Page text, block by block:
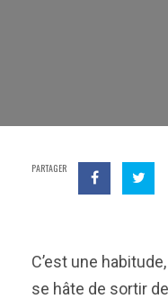
PARTAGER
C’est une
se hâte de sortir